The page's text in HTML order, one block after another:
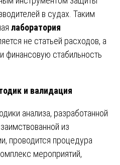
в судах. Таким
лаборатория
не статьей расходов, а
финансовую стабильность
и валидация
анализа, разработанной
из
проводится процедура
мероприятий,